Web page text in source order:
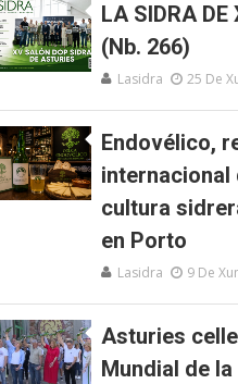
LA SIDRA DE
(Nb. 266)
Lasidra 25 De
Endovélico,
internacional
cultura
en Porto
Lasidra 9 De
Asturies
Mundial de